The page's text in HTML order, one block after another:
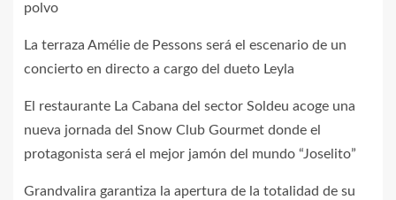
polvo
La terraza Amélie de Pessons será el escenario de un
concierto en directo a cargo del dueto Leyla
El restaurante La Cabana del sector Soldeu acoge una
nueva jornada del Snow Club Gourmet donde el
protagonista será el mejor jamón del mundo “Joselito”
Grandvalira garantiza la apertura de la totalidad de su